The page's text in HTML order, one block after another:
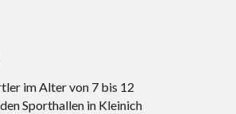
im Alter von 7 bis 12
Sporthallen in Kleinich